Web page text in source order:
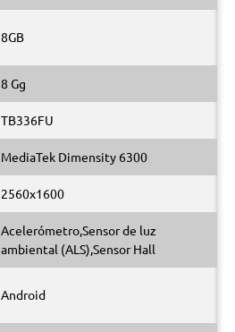
8GB
8 Gg
TB336FU
MediaTek Dimensity 6300
2560x1600
Acelerómetro,Sensor de luz
ambiental (ALS),Sensor Hall
Android